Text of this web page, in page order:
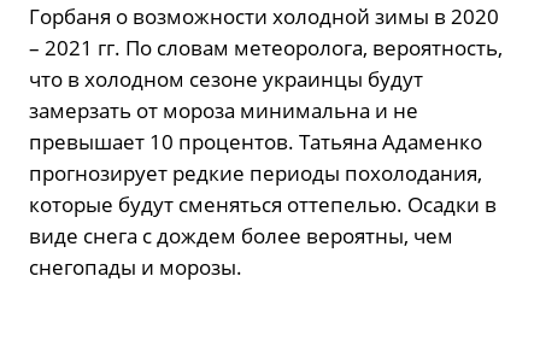
Горбаня о возможности холодной зимы в 2020
– 2021 гг. По словам метеоролога, вероятность,
что в холодном сезоне украинцы будут
замерзать от мороза минимальна и не
превышает 10 процентов. Татьяна Адаменко
прогнозирует редкие периоды похолодания,
которые будут сменяться оттепелью. Осадки в
виде снега с дождем более вероятны, чем
снегопады и морозы.